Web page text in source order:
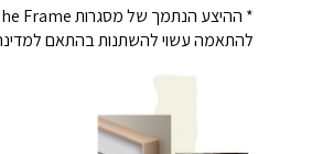
להתאמה עשוי להשתנות בהתאם